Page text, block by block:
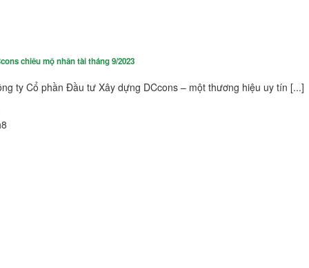
chiêu mộ nhân tài tháng 9/2023
ty Cổ phần Đầu tư Xây dựng DCcons – một thương hiệu uy tín [...]